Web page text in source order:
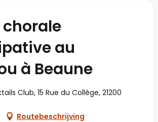
chorale
au
à Beaune
Club, 15 Rue du Collège, 21200
Routebeschrijving